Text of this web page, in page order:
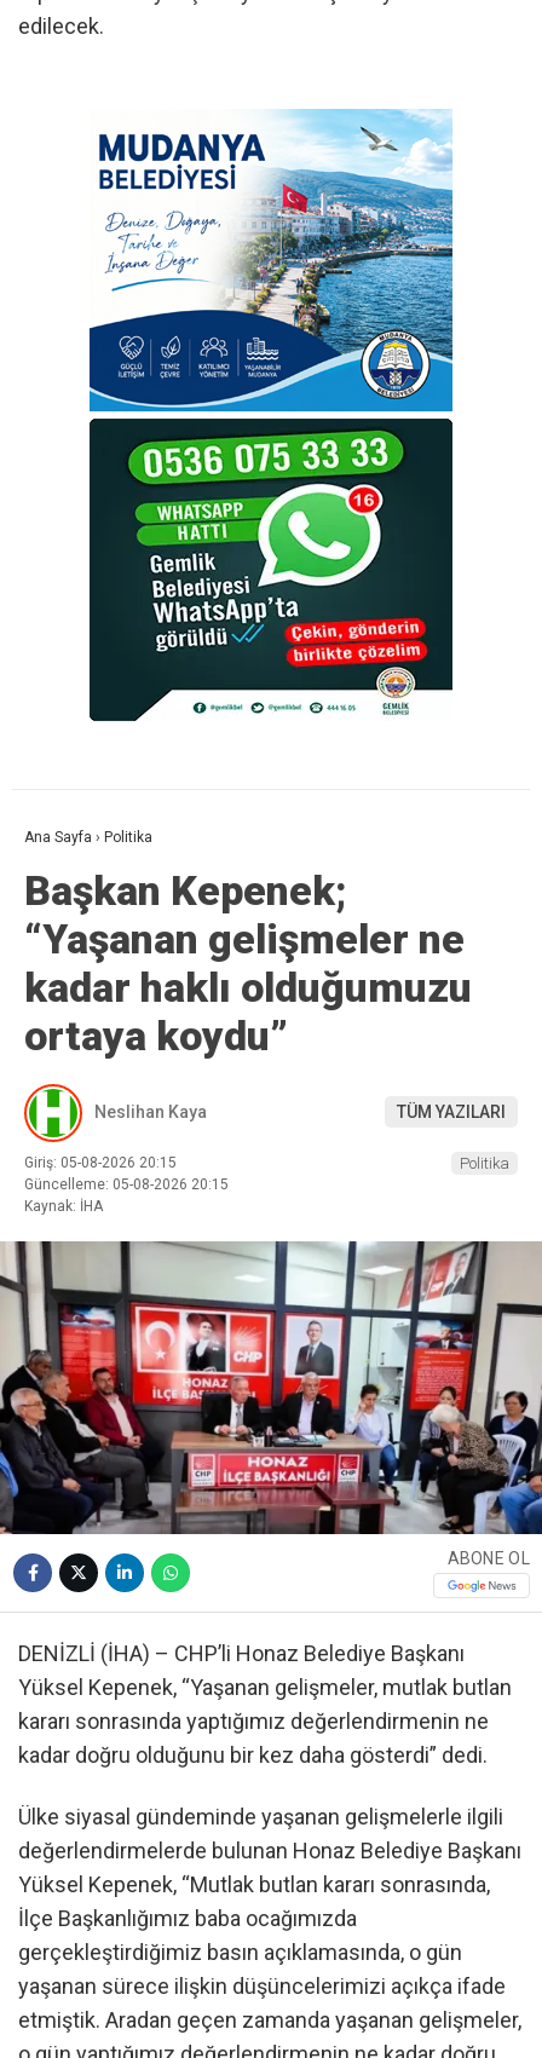
edilecek.
Ana Sayfa › Politika
Başkan Kepenek;
“Yaşanan gelişmeler ne
kadar haklı olduğumuzu
ortaya koydu”
Neslihan Kaya TÜM YAZILARI
Giriş: 05-08-2026 20:15
Güncelleme: 05-08-2026 20:15
Kaynak: İHA
Politika
ABONE OL
DENİZLİ (İHA) – CHP’li Honaz Belediye Başkanı
Yüksel Kepenek, “Yaşanan gelişmeler, mutlak butlan
kararı sonrasında yaptığımız değerlendirmenin ne
kadar doğru olduğunu bir kez daha gösterdi” dedi.
Ülke siyasal gündeminde yaşanan gelişmelerle ilgili
değerlendirmelerde bulunan Honaz Belediye Başkanı
Yüksel Kepenek, “Mutlak butlan kararı sonrasında,
İlçe Başkanlığımız baba ocağımızda
gerçekleştirdiğimiz basın açıklamasında, o gün
yaşanan sürece ilişkin düşüncelerimizi açıkça ifade
etmiştik. Aradan geçen zamanda yaşanan gelişmeler,